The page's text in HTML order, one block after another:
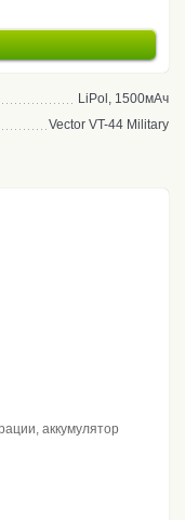
LiPol, 1500мАч
Vector VT-44 Military
аккумулятор